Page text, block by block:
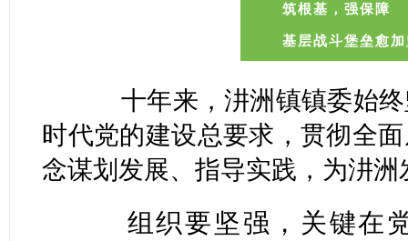
筑根基，强保障
基层战斗堡垒愈
十年来，汫洲镇镇委始终
时代党的建设总要求，贯彻全
念谋划发展、指导实践，为汫
组织要坚强，关键在党